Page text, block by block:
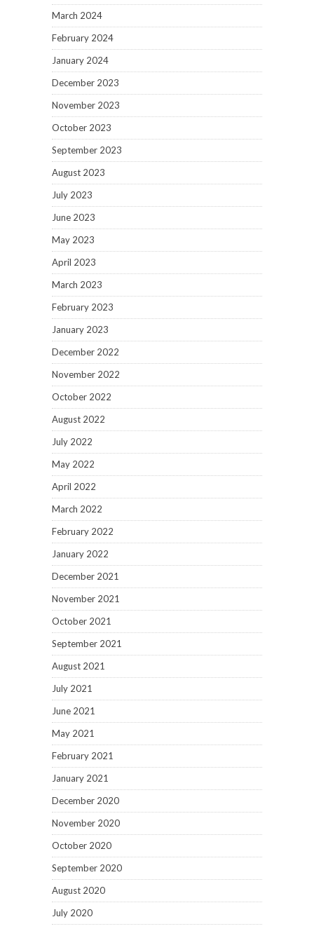
March 2024
February 2024
January 2024
December 2023
November 2023
October 2023
September 2023
August 2023
July 2023
June 2023
May 2023
April 2023
March 2023
February 2023
January 2023
December 2022
November 2022
October 2022
August 2022
July 2022
May 2022
April 2022
March 2022
February 2022
January 2022
December 2021
November 2021
October 2021
September 2021
August 2021
July 2021
June 2021
May 2021
February 2021
January 2021
December 2020
November 2020
October 2020
September 2020
August 2020
July 2020